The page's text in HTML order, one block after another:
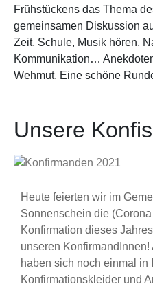
Frühstückens das Thema
gemeinsamen Diskussion
Zeit, Schule, Musik hören,
Kommunikation…
Wehmut. Eine schöne
Unsere
Heute feierten wir im
Sonnenschein die
Konfirmation dieses
unseren
haben sich noch einmal in
Konfirmationskleider und